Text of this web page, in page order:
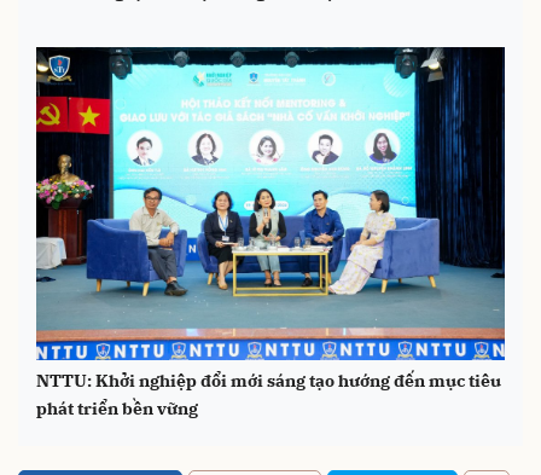
NTTU: Khởi nghiệp đổi mới sáng tạo hướng đến mục tiêu
phát triển bền vững